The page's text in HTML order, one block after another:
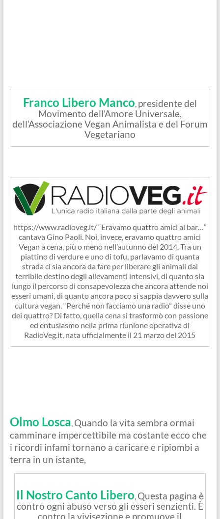
Franco Libero Manco, presidente del
Movimento dell’Amore Universale,
dell’Associazione Vegan Animalista e del Forum
Vegetariano
https://www.radioveg.it/ “Eravamo quattro amici al bar…”
cantava Gino Paoli. Noi, invece, eravamo quattro amici
Vegan a cena, più o meno nell’autunno del 2014. Tra un
piattino di verdure e uno di tofu, parlavamo di quanta
strada ci sia ancora da fare per liberare gli animali dal
terribile destino degli allevamenti intensivi, di quanto sia
lungo il percorso di consapevolezza che ancora attende noi
esseri umani, di quanto ancora poco si sappia davvero sulla
cultura vegan. “Perché non facciamo una radio” disse uno
dei quattro? Di fatto, quella cena si trasformò con passione
ed entusiasmo nella prima riunione operativa di
RadioVeg.it, nata ufficialmente il 21 marzo del 2015
Olmo Losca Quando la vita sembra ormai
camminare impercettibile ma costante ecco che
i ricordi infami tornano a caricare e ripiombi a
terra in un istante,
Il Nostro Canto Libero Questa pagina è
contro ogni abuso verso gli esseri senzienti. È
contro la vivisezione e promuove il